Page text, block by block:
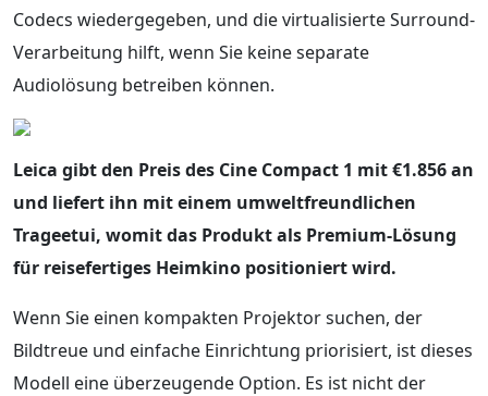
Codecs wiedergegeben, und die virtualisierte Surround-
Verarbeitung hilft, wenn Sie keine separate
Audiolösung betreiben können.
Leica gibt den Preis des Cine Compact 1 mit €1.856 an
und liefert ihn mit einem umweltfreundlichen
Trageetui, womit das Produkt als Premium-Lösung
für reisefertiges Heimkino positioniert wird.
Wenn Sie einen kompakten Projektor suchen, der
Bildtreue und einfache Einrichtung priorisiert, ist dieses
Modell eine überzeugende Option. Es ist nicht der